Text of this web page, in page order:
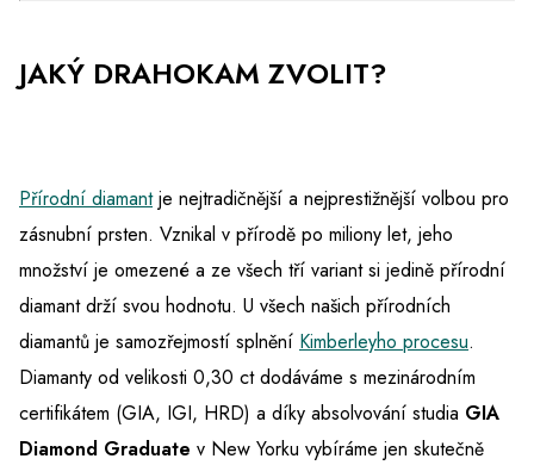
JAKÝ DRAHOKAM ZVOLIT?
Přírodní diamantje nejtradičnější a nejprestižnější volbou pro
zásnubní prsten. Vznikal v přírodě po miliony let, jeho
množství je omezené a ze všech tří variant si jedině přírodní
diamant drží svou hodnotu. U všech našich přírodních
diamantů je samozřejmostí splnění Kimberleyho procesu.
Diamanty od velikosti 0,30 ct dodáváme s mezinárodním
certifikátem (GIA, IGI, HRD) a díky absolvování studia GIA
Diamond Graduate v New Yorku vybíráme jen skutečně